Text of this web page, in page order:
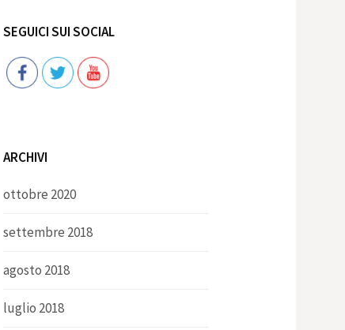
SEGUICI SUI SOCIAL
Follow
ARCHIVI
ottobre 2020
settembre 2018
agosto 2018
luglio 2018